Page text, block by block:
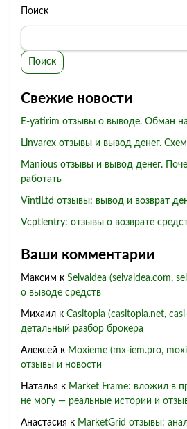
Поиск
Поиск
Свежие новости
E-yatirim отзывы о выводе. Обман
Linvarex отзывы и вывод денег.
Manious отзывы и вывод денег.
работать
VintlLtd отзывы: вывод и возврат
Vcptlentry: отзывы о возврате
Ваши комментарии
Максим к Selvaldea (selvaldea.com,
о выводе средств
Михаил к Casitopia (casitopia.net,
детальный разбор брокера
Алексей к Moxieme (mx-iem.pro,
отзывы и новости
Наталья к Market Frame: вложил в
не могу — реальные истории и
Анастасия к MarketGrid отзывы: